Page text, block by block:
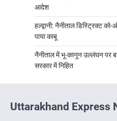
आदेश
हल्द्वानी: नैनीताल डिस्ट्रिक्ट
पाया काबू
नैनीताल में भू-कानून उल्लंघन पर
सरकार में निहित
Uttarakhand Express